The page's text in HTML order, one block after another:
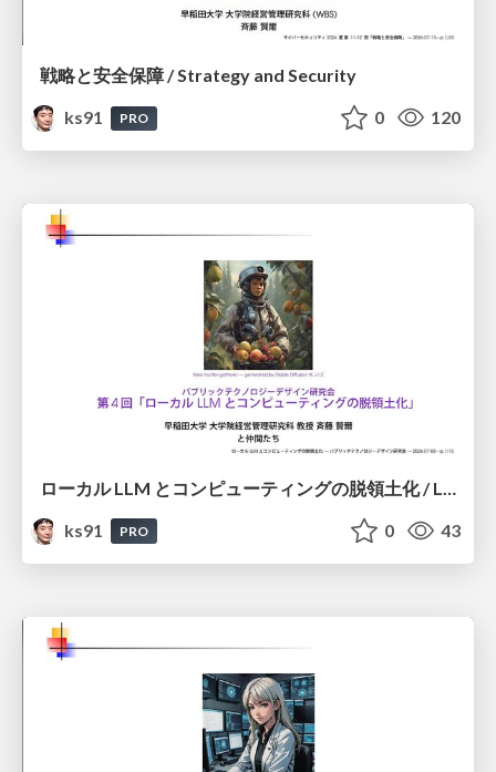
戦略と安全保障 / Strategy and Security
ks91
PRO 0 120
ks91
PRO 0 43